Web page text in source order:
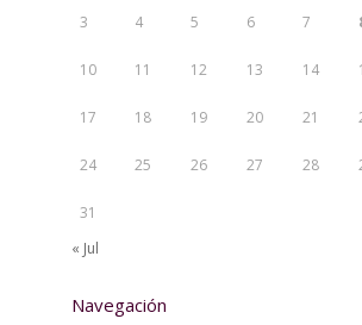
3 4 5 6 7
10 11 12 13 14
17 18 19 20 21
24 25 26 27 28
31
« Jul
Navegación